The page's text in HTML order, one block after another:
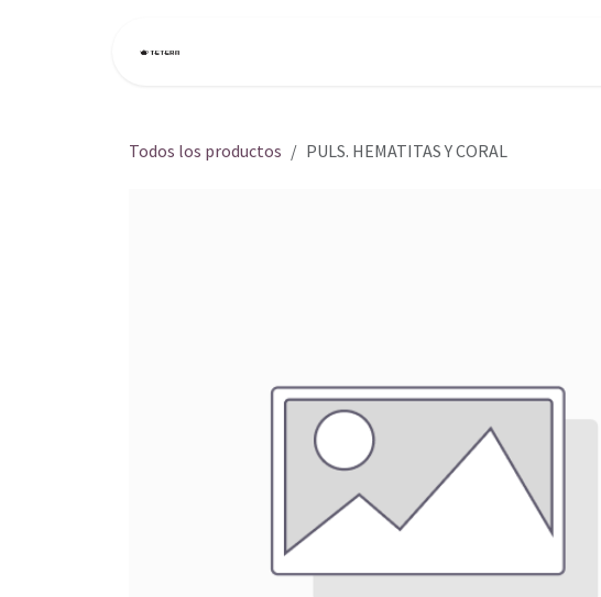
Todos los productos PULS. HEMATITAS Y CORAL